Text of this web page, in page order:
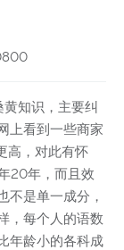
知识，主要纠
上看到一些商家
高，对此有怀
20年，而且效
不是单一成分，
，每个人的语数
年龄小的各科成